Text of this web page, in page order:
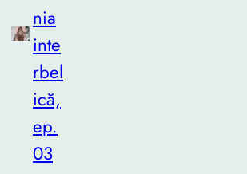
nia
inte
rbel
ică,
ep.
03